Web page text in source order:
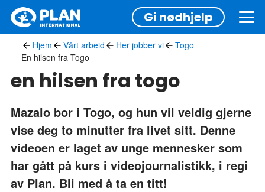
Hopp
hovedinnhold
Gi nødhjelp
Hjem Vårt arbeid Her jobber vi
Togo
En hilsen fra Togo
en hilsen fra togo
Mazalo bor i Togo, og hun vil veldig gjerne
vise deg to minutter fra livet sitt. Denne
videoen er laget av unge mennesker som
har gått på kurs i videojournalistikk, i regi
av Plan. Bli med å ta en titt!